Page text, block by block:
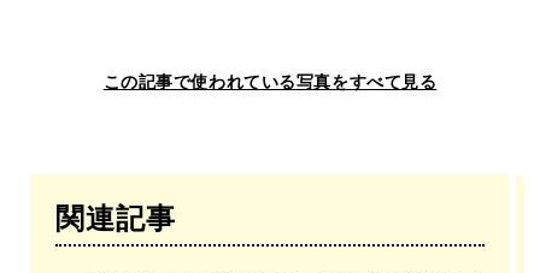
この記事で使われている写真をすべて見る
関連記事